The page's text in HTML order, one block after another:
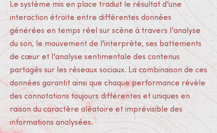
Le système mis en place traduit le résultat d'une
interaction étroite entre différentes données
générées en temps réel sur scène à travers l'analyse
du son, le mouvement de l'interprète, ses battements
de cœur et l'analyse sentimentale des contenus
partagés sur les réseaux sociaux. La combinaison de ces
données garantit ainsi que chaque performance révèle
des connotations toujours différentes et uniques en
raison du caractère aléatoire et imprévisible des
informations analysées.